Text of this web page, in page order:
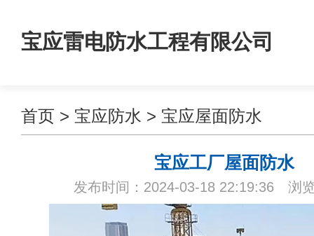
宝应雷电防水工程有限公司
首页 > 宝应防水 > 宝应屋面防水
宝应工厂屋面防水
发布时间：2024-03-18 22:19:36 浏